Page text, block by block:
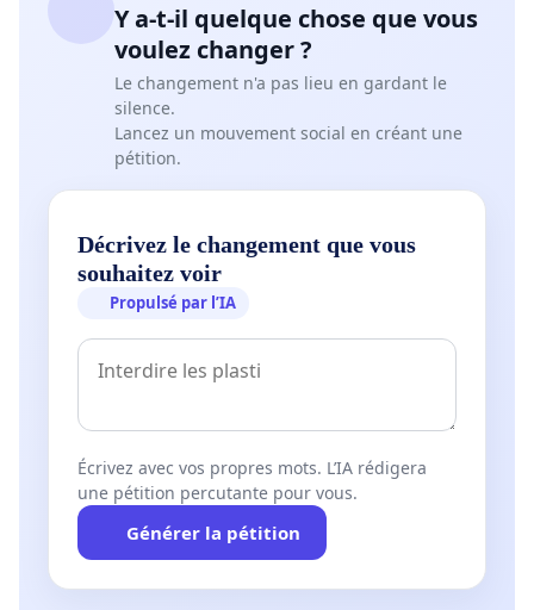
Y a-t-il quelque chose que vous
voulez changer ?
Le changement n'a pas lieu en gardant le
silence.
Lancez un mouvement social en créant une
pétition.
Décrivez le changement que vous
souhaitez voir
Propulsé par l’IA
Écrivez avec vos propres mots. L’IA rédigera
une pétition percutante pour vous.
Générer la pétition